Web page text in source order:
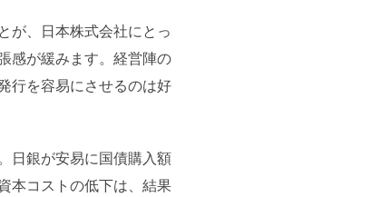
が、日本株式会社にとっ
感が緩みます。経営陣の
行を容易にさせるのは好
日銀が安易に国債購入額
本コストの低下は、結果